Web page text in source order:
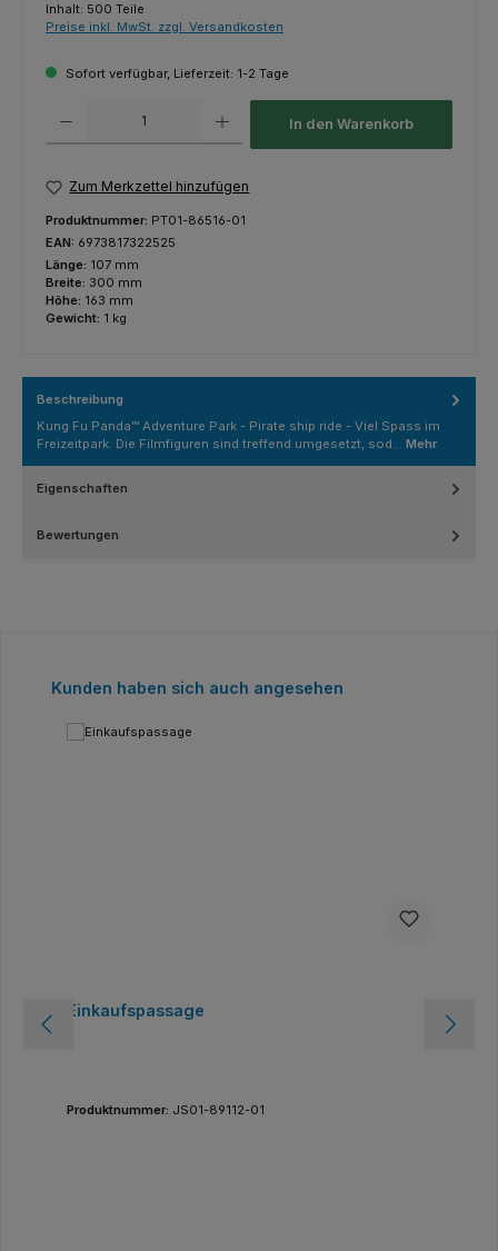
Inhalt: 500 Teile
Preise inkl. MwSt. zzgl. Versandkosten
Sofort verfügbar, Lieferzeit: 1-2 Tage
In den Warenkorb
Zum Merkzettel hinzufügen
Produktnummer: PT01-86516-01
EAN: 6973817322525
Länge: 107 mm
Breite: 300 mm
Höhe: 163 mm
Gewicht: 1 kg
Beschreibung
Kung Fu Panda™ Adventure Park - Pirate ship ride - Viel Spass im
Freizeitpark. Die Filmfiguren sind treffend umgesetzt, sod… Mehr
Eigenschaften
Bewertungen
Produktgalerie überspringen
Kunden haben sich auch angesehen
Einkaufspassage
Produktnummer: JS01-89112-01